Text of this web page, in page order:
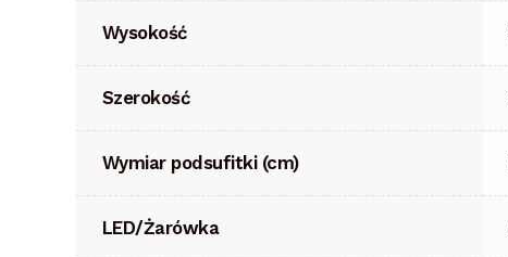
Wysokość
Szerokość
Wymiar podsufitki (cm)
LED/Żarówka